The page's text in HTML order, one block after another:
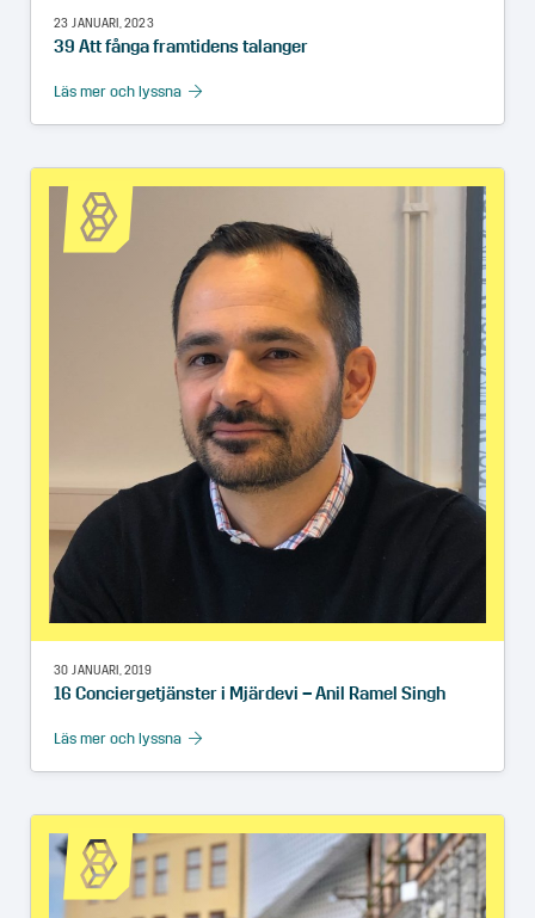
23 JANUARI, 2023
39 Att fånga framtidens talanger
Läs mer och lyssna
30 JANUARI, 2019
16 Conciergetjänster i Mjärdevi – Anil Ramel Singh
Läs mer och lyssna